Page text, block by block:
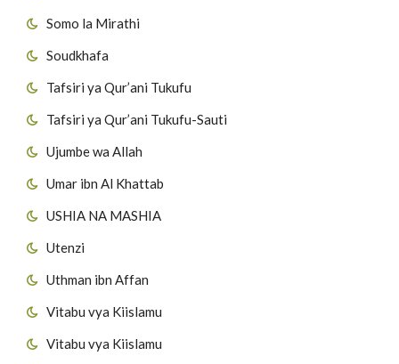
Somo la Mirathi
Soudkhafa
Tafsiri ya Qur’ani Tukufu
Tafsiri ya Qur’ani Tukufu-Sauti
Ujumbe wa Allah
Umar ibn Al Khattab
USHIA NA MASHIA
Utenzi
Uthman ibn Affan
Vitabu vya Kiislamu
Vitabu vya Kiislamu